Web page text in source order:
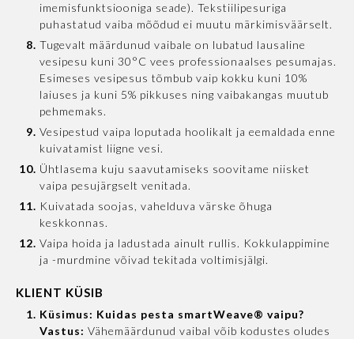
imemisfunktsiooniga seade). Tekstiilipesuriga
puhastatud vaiba mõõdud ei muutu märkimisväärselt.
Tugevalt määrdunud vaibale on lubatud lausaline
vesipesu kuni 30°C vees professionaalses pesumajas.
Esimeses vesipesus tõmbub vaip kokku kuni 10%
laiuses ja kuni 5% pikkuses ning vaibakangas muutub
pehmemaks.
Vesipestud vaipa loputada hoolikalt ja eemaldada enne
kuivatamist liigne vesi.
Ühtlasema kuju saavutamiseks soovitame niisket
vaipa pesujärgselt venitada.
Kuivatada soojas, vahelduva värske õhuga
keskkonnas.
Vaipa hoida ja ladustada ainult rullis. Kokkulappimine
ja -murdmine võivad tekitada voltimisjälgi.
KLIENT KÜSIB
Küsimus: Kuidas pesta smartWeave® vaipu?
Vastus: Vähemäärdunud vaibal võib kodustes oludes